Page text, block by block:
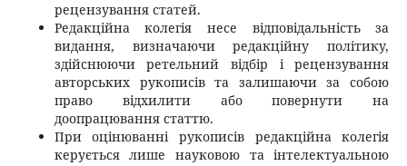
рецензування статей.
Редакційна колегія несе відповідальність за
видання, визначаючи редакційну політику,
здійснюючи ретельний відбір і рецензування
авторських рукописів та залишаючи за собою
право відхилити або повернути на
доопрацювання статтю.
При оцінюванні рукописів редакційна колегія
керується лише науковою та інтелектуальною